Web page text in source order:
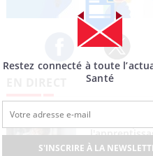
Facebook Twitter
lecture ?
Restez connecté à toute
Santé
S'INSCRIRE À LA